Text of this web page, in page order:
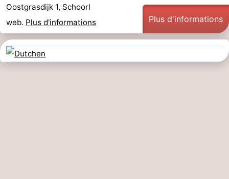
Oostgrasdijk 1, Schoorl
web. Plus d'informations Plus d'informations